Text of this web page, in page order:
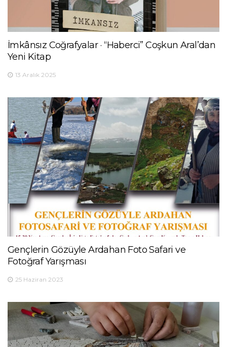
İmkânsız Coğrafyalar · “Haberci” Coşkun Aral’dan
Yeni Kitap
13 Aralık 2025
Gençlerin Gözüyle Ardahan Foto Safari ve
Fotoğraf Yarışması
25 Haziran 2023